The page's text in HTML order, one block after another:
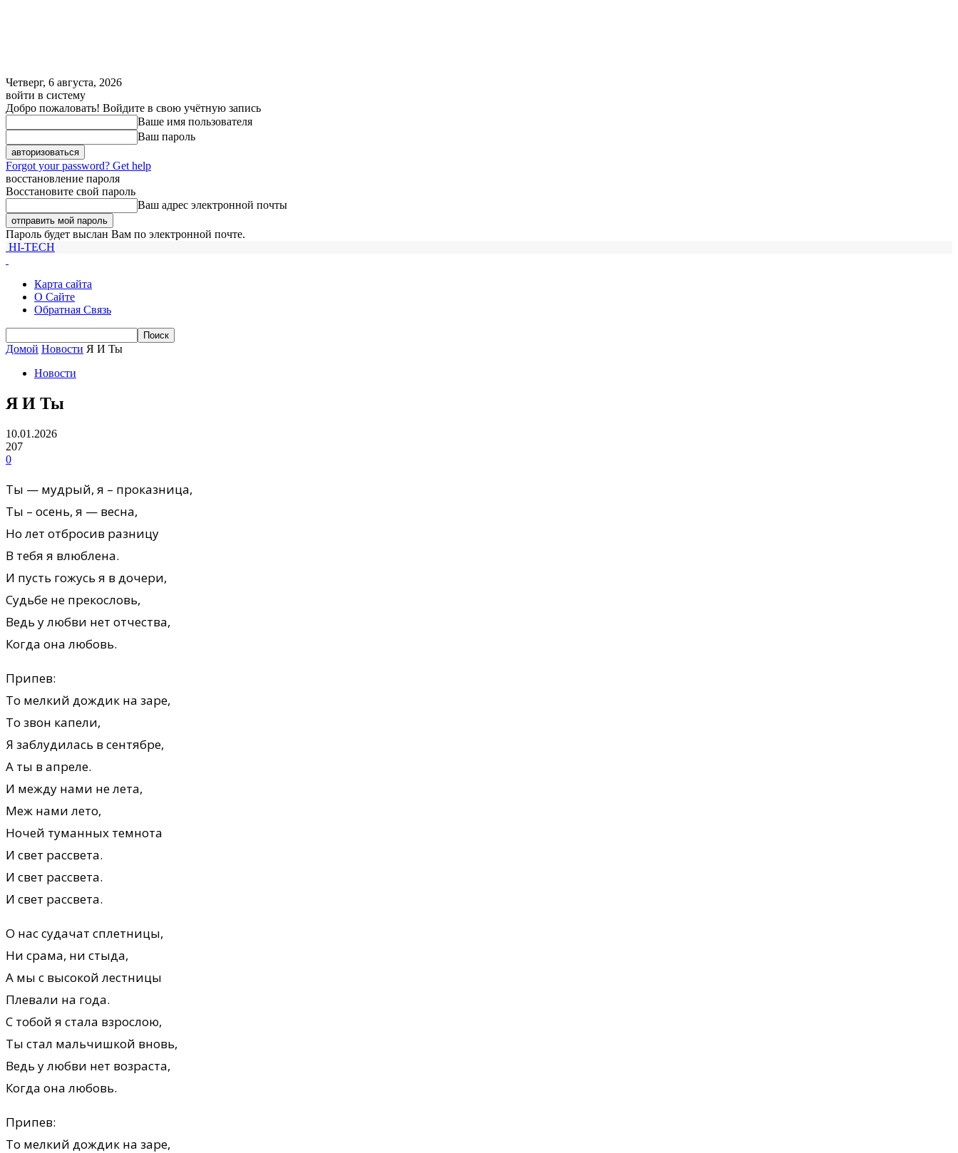
Четверг, 6 августа, 2026
войти в систему
Добро пожаловать! Войдите в свою учётную запись
Ваше имя пользователя
Ваш пароль
Forgot your password? Get help
восстановление пароля
Восстановите свой пароль
Ваш адрес электронной почты
Пароль будет выслан Вам по электронной почте.
HI-TECH
Карта сайта
О Сайте
Обратная Связь
Домой Новости Я И Ты
Новости
Я И Ты
10.01.2026
207
0
Ты — мудрый, я – проказница,
Ты – осень, я — весна,
Но лет отбросив разницу
В тебя я влюблена.
И пусть гожусь я в дочери,
Судьбе не прекословь,
Ведь у любви нет отчества,
Когда она любовь.
Припев:
То мелкий дождик на заре,
То звон капели,
Я заблудилась в сентябре,
А ты в апреле.
И между нами не лета,
Меж нами лето,
Ночей туманных темнота
И свет рассвета.
И свет рассвета.
И свет рассвета.
О нас судачат сплетницы,
Ни срама, ни стыда,
А мы с высокой лестницы
Плевали на года.
С тобой я стала взрослою,
Ты стал мальчишкой вновь,
Ведь у любви нет возраста,
Когда она любовь.
Припев:
То мелкий дождик на заре,